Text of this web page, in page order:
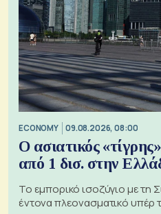
ECONOMY 09.08.2026, 08:00
Ο ασιατικός
από 1 δισ. στην
Το εμπορικό ισοζύγιο με τη
έντονα πλεονασματικό υπέρ